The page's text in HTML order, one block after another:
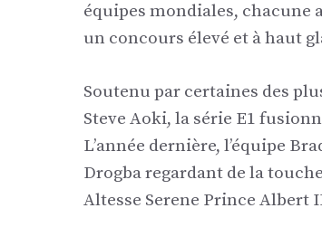
équipes mondiales, chacune
un concours élevé et à haut
Soutenu par certaines des
Steve Aoki, la série E1
L’année dernière, l’équipe
Drogba regardant de la
Altesse Serene Prince Albert